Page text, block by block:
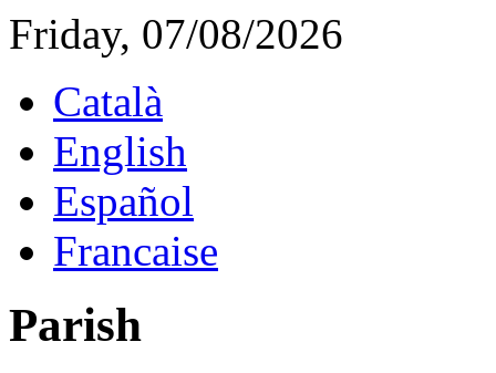
Friday, 07/08/2026
Català
English
Español
Francaise
Parish